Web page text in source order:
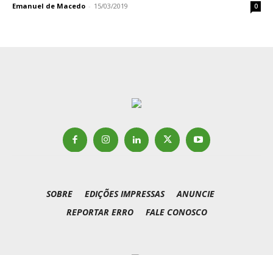
Emanuel de Macedo - 15/03/2019 0
SOBRE EDIÇÕES IMPRESSAS
ANUNCIE
REPORTAR ERRO
FALE CONOSCO